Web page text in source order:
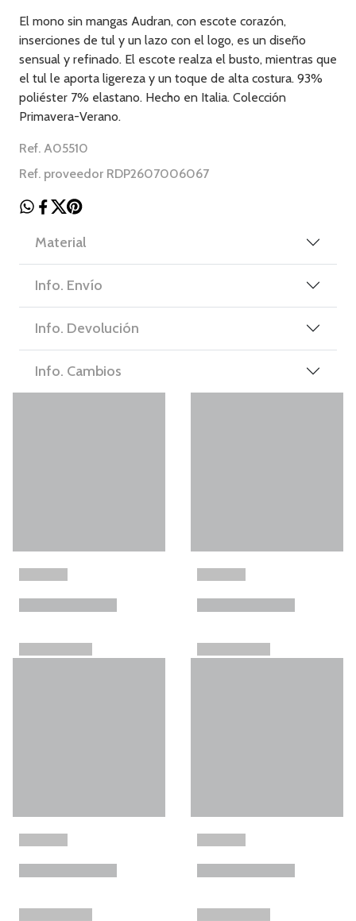
El mono sin mangas Audran, con escote corazón,
inserciones de tul y un lazo con el logo, es un diseño
sensual y refinado. El escote realza el busto, mientras que
el tul le aporta ligereza y un toque de alta costura. 93%
poliéster 7% elastano. Hecho en Italia. Colección
Primavera-Verano.
Ref. A05510
Ref. proveedor RDP2607006067
Material
Info. Envío
Info. Devolución
Info. Cambios